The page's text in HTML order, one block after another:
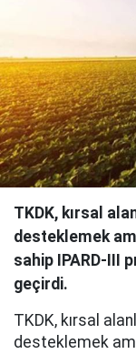
TKDK, kırsal
desteklemek
sahip IPARD-III
geçirdi.
TKDK, kırsal
desteklemek